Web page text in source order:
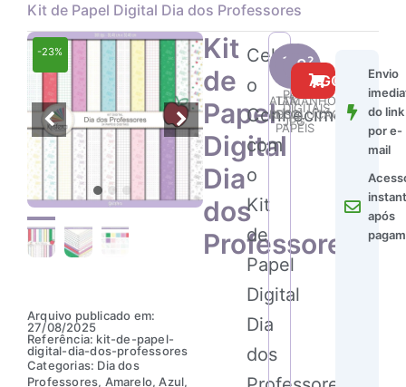
Kit de Papel Digital Dia dos Professores
-23%
Arquivo publicado em:
27/08/2025
Referência: kit-de-papel-
digital-dia-dos-professores
Categorias: Dia dos
Professores, Amarelo,Azul,
Kit
de
Papel
Digital
Dia
dos
Professores
Celebre
o
Conhecimento
com
o
Kit
de
Papel
Digital
Dia
dos
ALTA
RESOLUÇÃO
TAMANHO
DOS
PAPÉIS
24
PAPÉIS
DIGITAIS
JPG
Kit
de
Papel
Digital
Dia
COMPRAR AGORA
Envio
do link
por e-
mail
após